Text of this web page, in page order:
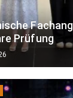
Prüfung